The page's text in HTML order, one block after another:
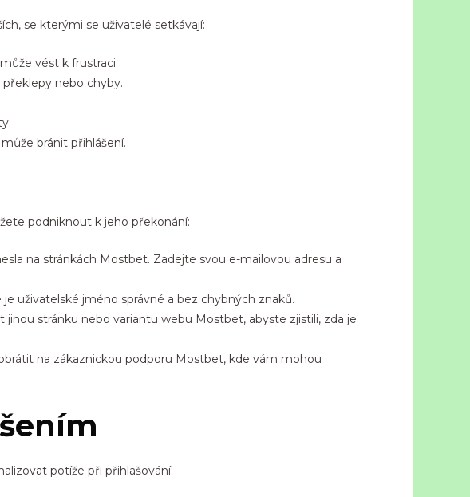
se kterými se uživatelé setkávají:
vést k frustraci.
nebo chyby.
bránit přihlášení.
podniknout k jeho překonání:
na stránkách Mostbet. Zadejte svou e-mailovou adresu a
uživatelské jméno správné a bez chybných znaků.
stránku nebo variantu webu Mostbet, abyste zjistili, zda je
na zákaznickou podporu Mostbet, kde vám mohou
potíže při přihlašování: